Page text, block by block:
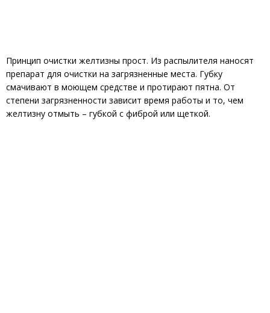
Принцип очистки желтизны прост. Из распылителя наносят
препарат для очистки на загрязненные места. Губку
смачивают в моющем средстве и протирают пятна. От
степени загрязненности зависит время работы и то, чем
желтизну отмыть – губкой с фиброй или щеткой.